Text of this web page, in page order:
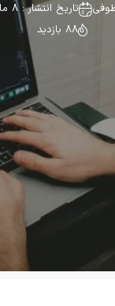
تاریخ انتشار : 8 ماه پیش
88 بازدید